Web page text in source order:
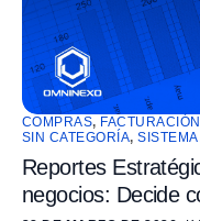
COMPRAS, FACTURACIÓN
SIN CATEGORÍA,
Reportes
negocios: Decide